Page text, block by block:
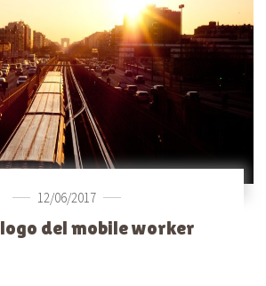
12/06/2017
del mobile worker